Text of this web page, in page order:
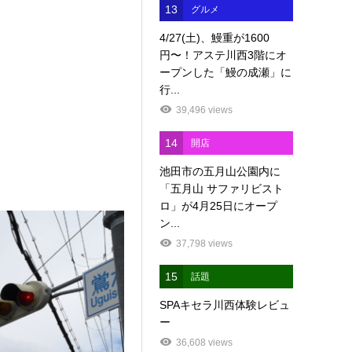
13 グルメ
4/27(土)、鰻重が1600
円〜！アステ川西3階にオ
ープンした「鰻の成瀬」に
行...
39,496 views
14 開店
池田市の五月山公園内に
「五月山 サファリビスト
ロ」が4月25日にオープ
ン...
37,798 views
15 話題
SPAキセラ川西体験レビュ
ー
36,608 views